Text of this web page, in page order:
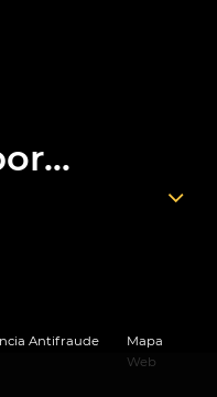
Antifraude
Mapa
Web